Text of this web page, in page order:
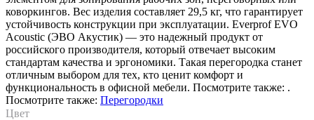
коворкингов. Вес изделия составляет 29,5 кг, что гарантирует
устойчивость конструкции при эксплуатации. Everprof EVO
Acoustic (ЭВО Акустик) — это надежный продукт от
российского производителя, который отвечает высоким
стандартам качества и эргономики. Такая перегородка станет
отличным выбором для тех, кто ценит комфорт и
функциональность в офисной мебели. Посмотрите также: .
Посмотрите также: Перегородки
Цвет